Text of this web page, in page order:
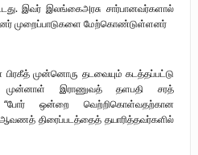
அர்ச்சுனா அவர்களுக்கு நிலவனின்
.இவர் இலங்கைஅரசு சார்பானவர்களால்
முறைப்பாடுகளை மேற்கொண்டுள்ளனர்
பிரகீத் முன்னொரு தடவையும் கடத்தப்பட்டு
முன்னாள் இராணுவத் தளபதி
சரத்
போர் ஒன்றை வெற்றிகொள்வதற்கான
ஆவணத் திரைப்படத்தைத் தயாரித்தவர்களில்